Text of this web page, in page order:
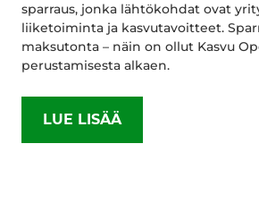
sparraus, jonka lähtökohdat ovat
liiketoiminta ja kasvutavoitteet.
maksutonta – näin on ollut Kasvu
perustamisesta alkaen.
LUE LISÄÄ